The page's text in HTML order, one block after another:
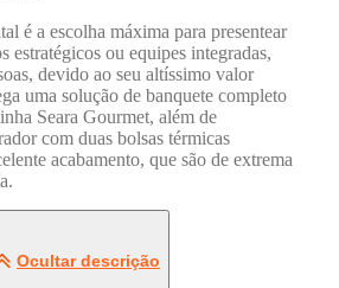
é a escolha máxima para presentear
estratégicos ou equipes integradas,
devido ao seu altíssimo valor
uma solução de banquete completo
Seara Gourmet, além de
com duas bolsas térmicas
acabamento, que são de extrema
Ocultar descrição